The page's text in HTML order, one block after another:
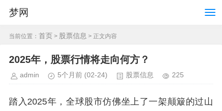
梦网
当前位置： 首页 > 股票信息 > 正文内容
2025年，股票行情将走向何方？
admin 5个月前 (02-24) 股票信息 225
踏入2025年，全球股市仿佛坐上了一架颠簸的过山